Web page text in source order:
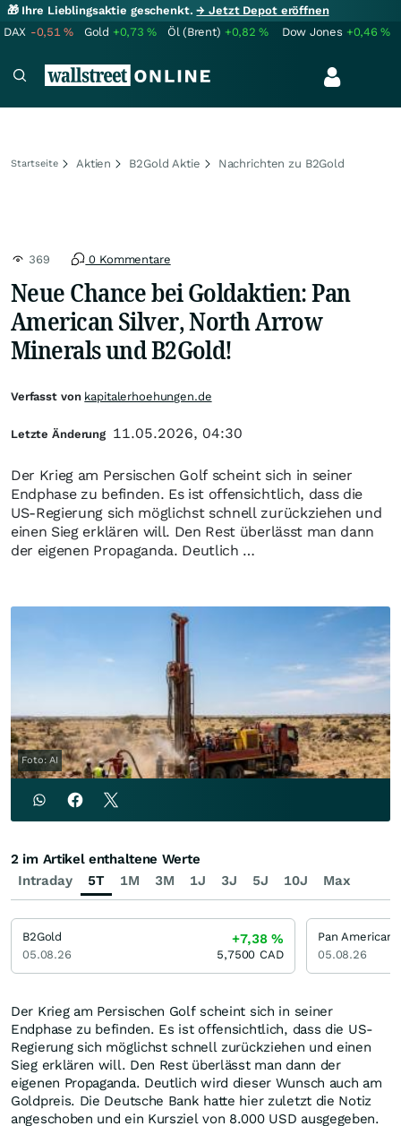
🎁 Ihre Lieblingsaktie geschenkt.→ Jetzt Depot eröffnen
DAX -0,51% Gold +0,73% Öl (Brent) +0,82% Dow Jones +0,46%
Startseite Aktien B2Gold Aktie Nachrichten zu B2Gold
369 0 Kommentare
Neue Chance bei Goldaktien: Pan
American Silver, North Arrow
Minerals und B2Gold!
Der Krieg am Persischen Golf scheint sich in seiner
Endphase zu befinden. Es ist offensichtlich, dass die
US-Regierung sich möglichst schnell zurückziehen und
einen Sieg erklären will. Den Rest überlässt man dann
der eigenen Propaganda. Deutlich …
Foto: AI
Der Krieg am Persischen Golf scheint sich in seiner
Endphase zu befinden. Es ist offensichtlich, dass die US-
Regierung sich möglichst schnell zurückziehen und einen
Sieg erklären will. Den Rest überlässt man dann der
eigenen Propaganda. Deutlich wird dieser Wunsch auch am
Goldpreis. Die Deutsche Bank hatte hier zuletzt die Notiz
angeschoben und ein Kursziel von 8.000 USD ausgegeben.
Verfasst von kapitalerhoehungen.de
Letzte Änderung 11.05.2026, 04:30
Intraday 5T 1M 3M 1J 3J 5J 10J Max
2 im Artikel enthaltene Werte
B2Gold
05.08.26
+7,38%
5,7500 CAD
Pan American
05.08.26